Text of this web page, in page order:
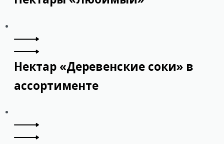
Нектар «Деревенские соки» в
ассортименте